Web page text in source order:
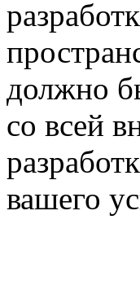
должно
со всей
вашего